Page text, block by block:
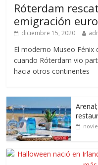
Róterdam
emigración
diciembre 15, 2020
El moderno Museo Fénix
cuando Róterdam vio
hacia otros continentes